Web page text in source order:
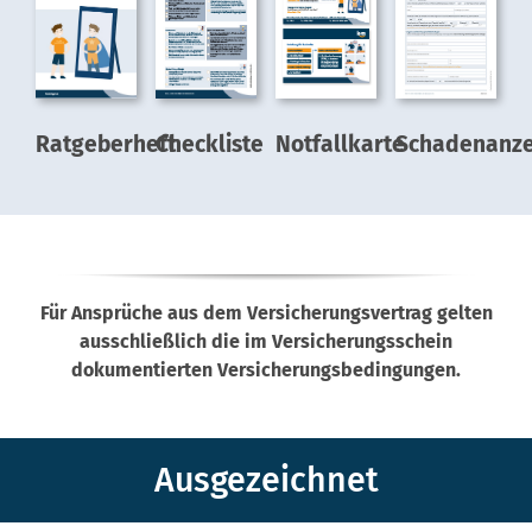
RatgeberheftCheckliste Notfallkarte
Für Ansprüche aus dem Versicherungsvertrag gelten
ausschließlich die im Versicherungsschein
dokumentierten Versicherungsbedingungen.
Ausgezeichnet